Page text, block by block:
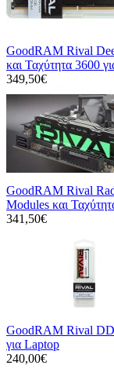
GoodRAM Rival
και Ταχύτητα 3600
349,50€
GoodRAM Rival
Modules και
341,50€
GoodRAM Rival
για Laptop
240,00€